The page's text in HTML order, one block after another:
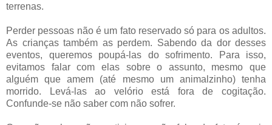
terrenas.
Perder pessoas não é um fato reservado só para os adultos.
As crianças também as perdem. Sabendo da dor desses
eventos, queremos poupá-las do sofrimento. Para isso,
evitamos falar com elas sobre o assunto, mesmo que
alguém que amem (até mesmo um animalzinho) tenha
morrido. Levá-las ao velório está fora de cogitação.
Confunde-se não saber com não sofrer.